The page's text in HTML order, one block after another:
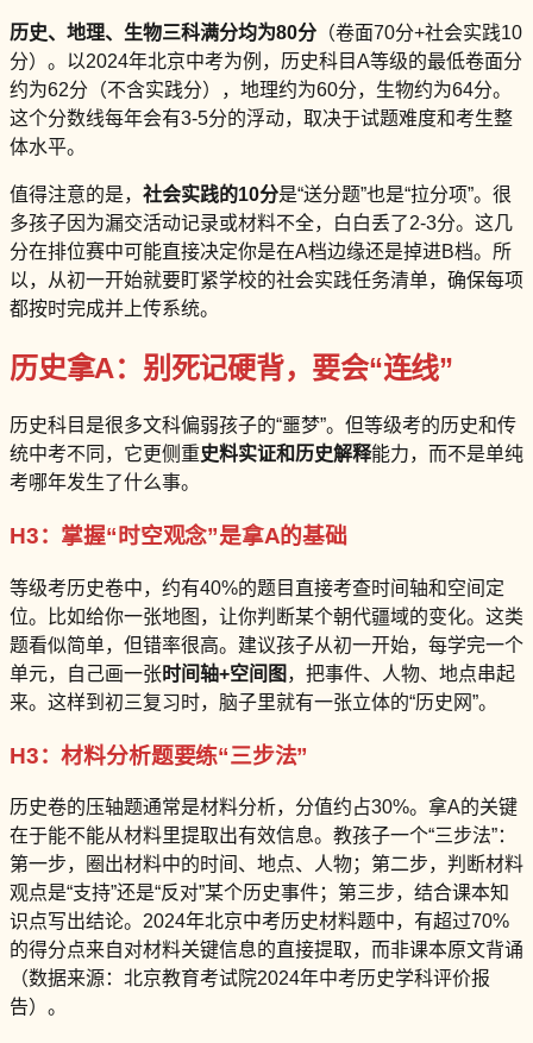
历史、地理、生物三科满分均为80分 （卷面70分+社会实践10
分）。以2024年北京中考为例，历史科目A等级的最低卷面分
约为62分（不含实践分），地理约为60分，生物约为64分。
这个分数线每年会有3-5分的浮动，取决于试题难度和考生整
体水平。
值得注意的是， 社会实践的10分是“送分题”也是“拉分项”。很
多孩子因为漏交活动记录或材料不全，白白丢了2-3分。这几
分在排位赛中可能直接决定你是在A档边缘还是掉进B档。所
以，从初一开始就要盯紧学校的社会实践任务清单，确保每项
都按时完成并上传系统。
历史拿A：别死记硬背，要会“连线”
历史科目是很多文科偏弱孩子的“噩梦”。但等级考的历史和传
统中考不同，它更侧重史料实证和历史解释能力，而不是单纯
考哪年发生了什么事。
H3：掌握“时空观念”是拿A的基础
等级考历史卷中，约有40%的题目直接考查时间轴和空间定
位。比如给你一张地图，让你判断某个朝代疆域的变化。这类
题看似简单，但错率很高。建议孩子从初一开始，每学完一个
单元，自己画一张时间轴+空间图 ，把事件、人物、地点串起
来。这样到初三复习时，脑子里就有一张立体的“历史网”。
H3：材料分析题要练“三步法”
历史卷的压轴题通常是材料分析，分值约占30%。拿A的关键
在于能不能从材料里提取出有效信息。教孩子一个“三步法”：
第一步，圈出材料中的时间、地点、人物；第二步，判断材料
观点是“支持”还是“反对”某个历史事件；第三步，结合课本知
识点写出结论。2024年北京中考历史材料题中，有超过70%
的得分点来自对材料关键信息的直接提取，而非课本原文背诵
（数据来源：北京教育考试院2024年中考历史学科评价报
告）。